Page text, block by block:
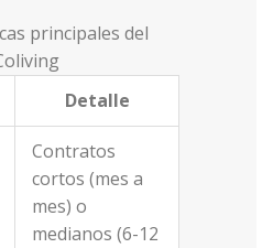
principales del
Detalle
Contratos
cortos (mes a
mes) o
medianos (6-12